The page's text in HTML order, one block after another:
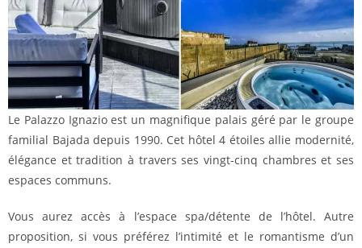
Le Palazzo Ignazio est un magnifique palais géré par le groupe
familial Bajada depuis 1990. Cet hôtel 4 étoiles allie modernité,
élégance et tradition à travers ses vingt-cinq chambres et ses
espaces communs.
Vous aurez accès à l’espace spa/détente de l’hôtel. Autre
proposition, si vous préférez l’intimité et le romantisme d’un